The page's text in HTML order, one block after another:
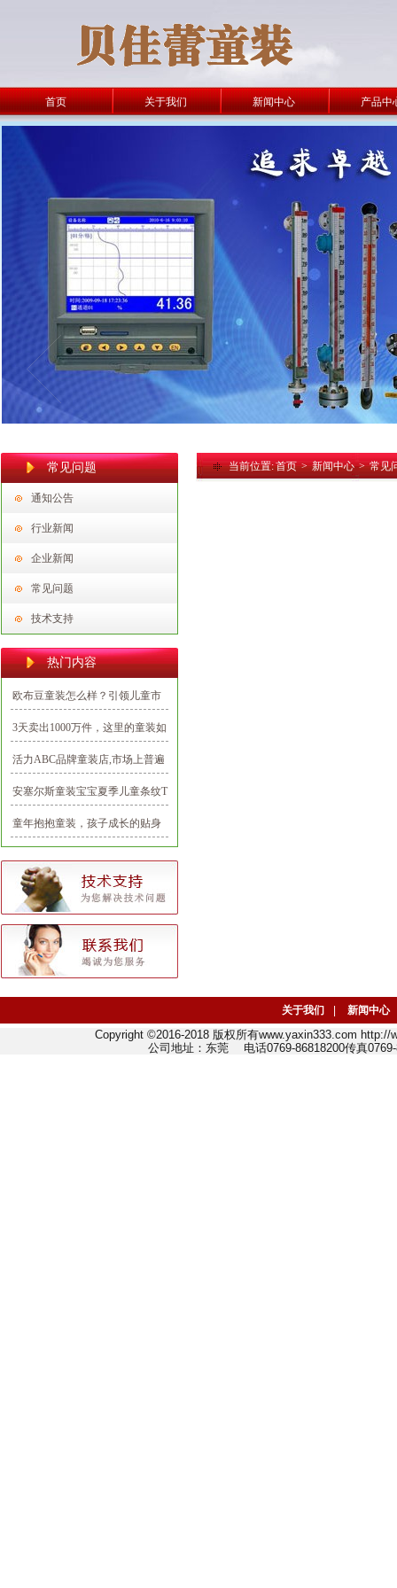
首页 关于我们 新闻中心 产品中
常见问题
通知公告
行业新闻
企业新闻
常见问题
技术支持
热门内容
欧布豆童装怎么样？引领儿童市
场潮流打造新时代的潮娃
3天卖出1000万件，这里的童装如
何出彩又出圈？
活力ABC品牌童装店,市场上普遍
认可的优质项目
安塞尔斯童装宝宝夏季儿童条纹T
恤1-3岁
童年抱抱童装，孩子成长的贴身
守护神
当前位置:首页>新闻中心>常见
关于我们 新闻中心
Copyright ©2016-2018 版权所有www.yaxin333.com
公司地址：东莞 电话0769-86818200传真